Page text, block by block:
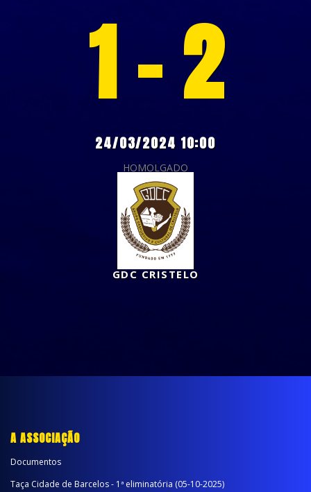
1 - 2
24/03/2024 10:00
HOMOLGADO
GDC CRISTELO
A ASSOCIAÇÃO
Documentos
Taça Cidade de Barcelos - 1ª eliminatória (05-10-2025)